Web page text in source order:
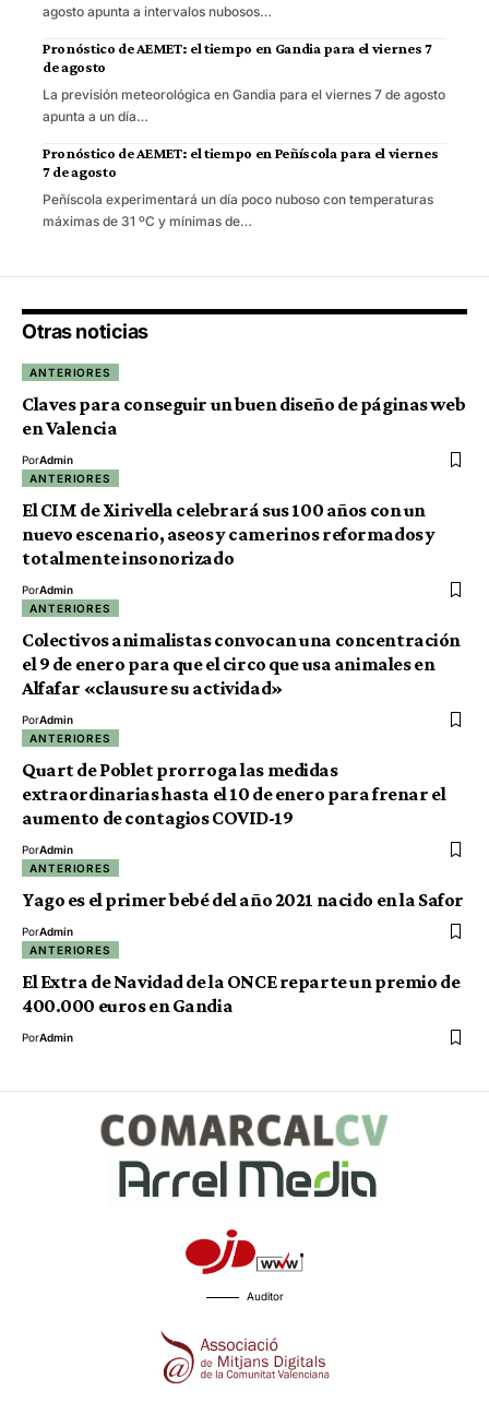
agosto apunta a intervalos nubosos…
Pronóstico de AEMET: el tiempo en Gandia para el viernes 7
de agosto
La previsión meteorológica en Gandia para el viernes 7 de agosto
apunta a un día…
Pronóstico de AEMET: el tiempo en Peñíscola para el viernes
7 de agosto
Peñíscola experimentará un día poco nuboso con temperaturas
máximas de 31 ºC y mínimas de…
Otras noticias
ANTERIORES
Claves para conseguir un buen diseño de páginas web
en Valencia
PorAdmin
ANTERIORES
El CIM de Xirivella celebrará sus 100 años con un
nuevo escenario, aseos y camerinos reformados y
totalmente insonorizado
PorAdmin
ANTERIORES
Colectivos animalistas convocan una concentración
el 9 de enero para que el circo que usa animales en
Alfafar «clausure su actividad»
PorAdmin
ANTERIORES
Quart de Poblet prorroga las medidas
extraordinarias hasta el 10 de enero para frenar el
aumento de contagios COVID-19
PorAdmin
ANTERIORES
Yago es el primer bebé del año 2021 nacido en la Safor
PorAdmin
ANTERIORES
El Extra de Navidad de la ONCE reparte un premio de
400.000 euros en Gandia
PorAdmin
Auditor